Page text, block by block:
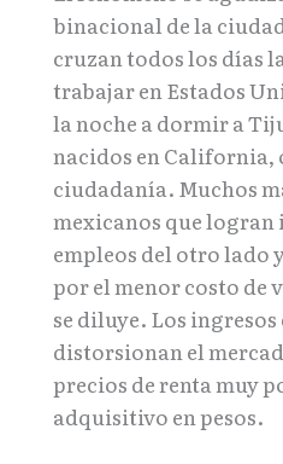
binacional de la
cruzan todos los días
trabajar en Estados
la noche a dormir a
nacidos en California,
ciudadanía. Muchos
mexicanos que logran
empleos del otro lado
por el menor costo de
se diluye. Los ingresos
distorsionan el
precios de renta muy
adquisitivo en pesos.